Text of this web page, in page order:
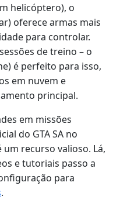
helicóptero), o
oferece armas mais
para controlar.
de treino – o
é perfeito para isso,
em nuvem e
principal.
em missões
do GTA SA no
um recurso valioso. Lá,
e tutoriais passo a
para
.